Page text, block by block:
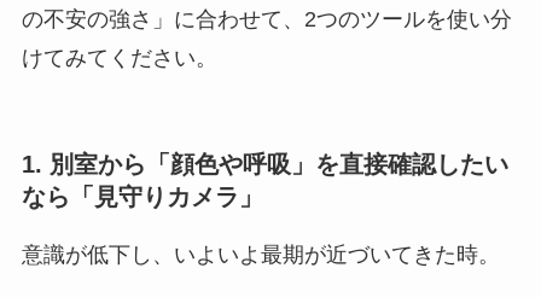
の不安の強さ」に合わせて、2つのツールを使い分
けてみてください。
1. 別室から「顔色や呼吸」を直接確認したい
なら「見守りカメラ」
意識が低下し、いよいよ最期が近づいてきた時。